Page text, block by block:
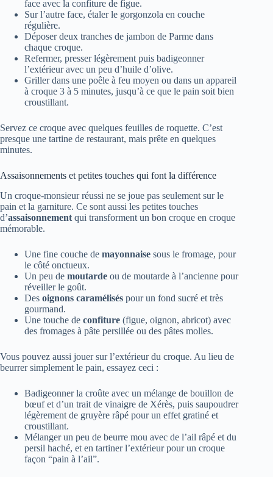
face avec la confiture de figue.
Sur l’autre face, étaler le gorgonzola en couche
régulière.
Déposer deux tranches de jambon de Parme dans
chaque croque.
Refermer, presser légèrement puis badigeonner
l’extérieur avec un peu d’huile d’olive.
Griller dans une poêle à feu moyen ou dans un appareil
à croque 3 à 5 minutes, jusqu’à ce que le pain soit bien
croustillant.
Servez ce croque avec quelques feuilles de roquette. C’est
presque une tartine de restaurant, mais prête en quelques
minutes.
Assaisonnements et petites touches qui font la différence
Un croque-monsieur réussi ne se joue pas seulement sur le
pain et la garniture. Ce sont aussi les petites touches
d’assaisonnement qui transforment un bon croque en croque
mémorable.
Une fine couche de mayonnaise sous le fromage, pour
le côté onctueux.
Un peu de moutarde ou de moutarde à l’ancienne pour
réveiller le goût.
Des oignons caramélisés pour un fond sucré et très
gourmand.
Une touche de confiture (figue, oignon, abricot) avec
des fromages à pâte persillée ou des pâtes molles.
Vous pouvez aussi jouer sur l’extérieur du croque. Au lieu de
beurrer simplement le pain, essayez ceci :
Badigeonner la croûte avec un mélange de bouillon de
bœuf et d’un trait de vinaigre de Xérès, puis saupoudrer
légèrement de gruyère râpé pour un effet gratiné et
croustillant.
Mélanger un peu de beurre mou avec de l’ail râpé et du
persil haché, et en tartiner l’extérieur pour un croque
façon “pain à l’ail”.